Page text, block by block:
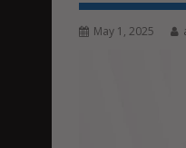
May 1, 2025